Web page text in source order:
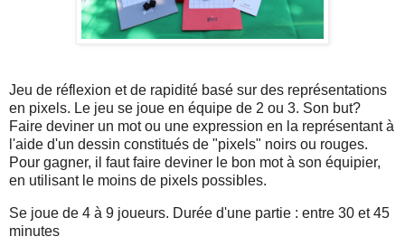
Jeu de réflexion et de rapidité basé sur des représentations
en pixels. Le jeu se joue en équipe de 2 ou 3. Son but?
Faire deviner un mot ou une expression en la représentant à
l'aide d'un dessin constitués de "pixels" noirs ou rouges.
Pour gagner, il faut faire deviner le bon mot à son équipier,
en utilisant le moins de pixels possibles.
Se joue de 4 à 9 joueurs. Durée d'une partie : entre 30 et 45
minutes